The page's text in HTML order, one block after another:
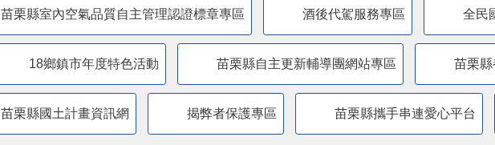
苗栗縣室內空氣品質自主管理認證標章專區 酒後代駕服務專區 全民
18鄉鎮市年度特色活動 苗栗縣自主更新輔導團網站專區 苗栗
苗栗縣國土計畫資訊網 揭弊者保護專區 苗栗縣攜手串連愛心平台